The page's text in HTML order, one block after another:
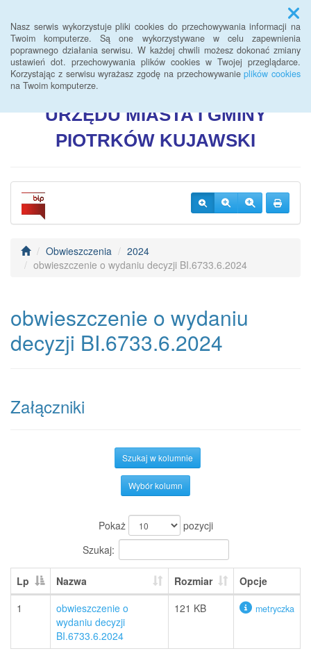
Nasz serwis wykorzystuje pliki cookies do przechowywania informacji na
Twoim komputerze. Są one wykorzystywane w celu zapewnienia
poprawnego działania serwisu. W każdej chwili możesz dokonać zmiany
ustawień dot. przechowywania plików cookies w Twojej przeglądarce.
Korzystając z serwisu wyrażasz zgodę na przechowywanieplików cookies
na Twoim komputerze.
Menu
BIULETYN INFORMACJI
URZĘDUMIASTA I GMINY
PIOTRKÓW KUJAWSKI
Obwieszczenia
2024
obwieszczenie o wydaniu decyzji BI.6733.6.2024
obwieszczenie o wydaniu
decyzji BI.6733.6.2024
Załączniki
Szukaj w kolumnie
Wybór kolumn
Pokaż
pozycji
Szukaj:
Lp Nazwa Rozmiar
Opcje
1
obwieszczenie o
wydaniu decyzji
BI.6733.6.2024
121 KB metryczka